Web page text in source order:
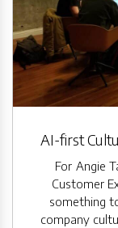
AI-first
For Angie
Customer
something
company